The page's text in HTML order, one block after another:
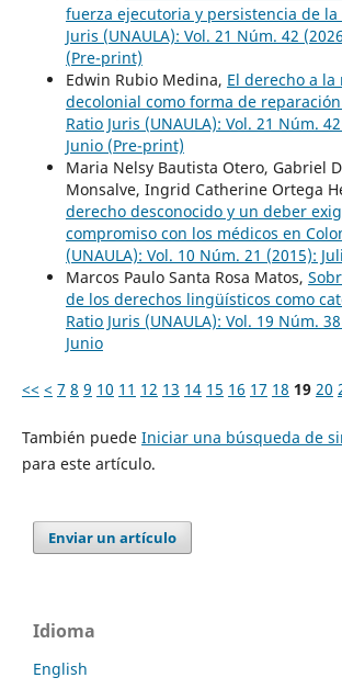
fuerza ejecutoria y persistencia de
Juris (UNAULA): Vol. 21 Núm. 42
(Pre-print)
Edwin Rubio Medina, El derecho a la
decolonial como forma de
Ratio Juris (UNAULA): Vol. 21 Núm.
Junio (Pre-print)
Maria Nelsy Bautista Otero, Gabriel
Monsalve, Ingrid Catherine Ortega
derecho desconocido y un deber
compromiso con los médicos en
(UNAULA): Vol. 10 Núm. 21 (2015):
Marcos Paulo Santa Rosa Matos,
de los derechos lingüísticos como
Ratio Juris (UNAULA): Vol. 19 Núm.
Junio
<< < 7 8 9 10 11 12 13 14 15 16 17 18 19 20
También puede Iniciar una búsqueda de
para este artículo.
Enviar un artículo
Idioma
English